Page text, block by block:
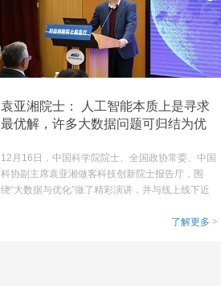
袁亚湘院士： 人工智能本质上是寻求
最优解，许多大数据问题可归结为优
12月16日，中国科学院院士、全国政协常委、中国
科协副主席袁亚湘做客科技创新院士报告厅，围
绕“大数据与优化”做了精彩演讲，并与线上线下近
了解更多 >